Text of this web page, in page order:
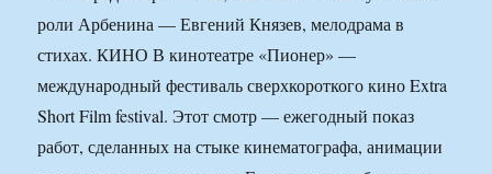
роли Арбенина — Евгений Князев, мелодрама в
стихах. КИНО В кинотеатре «Пионер» —
международный фестиваль сверхкороткого кино Extra
Short Film festival. Этот смотр — ежегодный показ
работ, сделанных на стыке кинематографа, анимации